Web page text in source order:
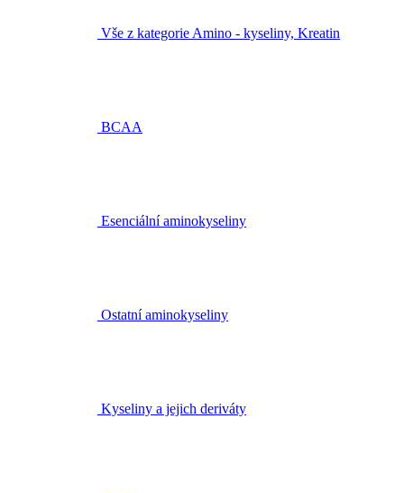
Vše z kategorie Amino - kyseliny, Kreatin
BCAA
Esenciální aminokyseliny
Ostatní aminokyseliny
Kyseliny a jejich deriváty